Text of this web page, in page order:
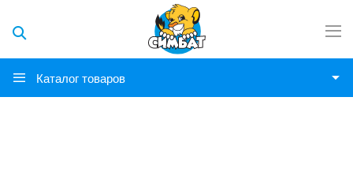
Каталог товаров